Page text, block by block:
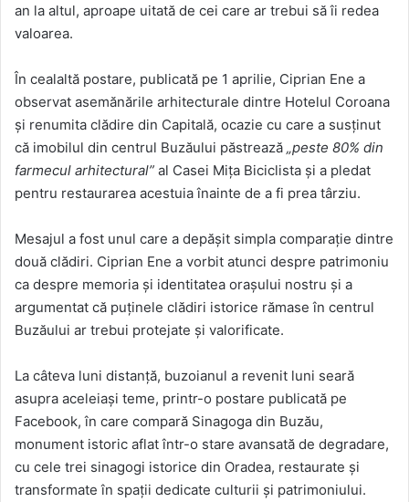
an la altul, aproape uitată de cei care ar trebui să îi redea
valoarea.
În cealaltă postare, publicată pe 1 aprilie, Ciprian Ene a
observat asemănările arhitecturale dintre Hotelul Coroana
și renumita clădire din Capitală, ocazie cu care a susținut
că imobilul din centrul Buzăului păstrează „peste 80% din
farmecul arhitectural” al Casei Mița Biciclista și a pledat
pentru restaurarea acestuia înainte de a fi prea târziu.
Mesajul a fost unul care a depășit simpla comparație dintre
două clădiri. Ciprian Ene a vorbit atunci despre patrimoniu
ca despre memoria și identitatea orașului nostru și a
argumentat că puținele clădiri istorice rămase în centrul
Buzăului ar trebui protejate și valorificate.
La câteva luni distanță, buzoianul a revenit luni seară
asupra aceleiași teme, printr-o postare publicată pe
Facebook, în care compară Sinagoga din Buzău,
monument istoric aflat într-o stare avansată de degradare,
cu cele trei sinagogi istorice din Oradea, restaurate și
transformate în spații dedicate culturii și patrimoniului.